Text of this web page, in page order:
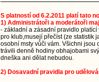
S platností od 6.2.2011 platí tato
1) Administrátoři a moderátoři
- základní a zásadní pravidlo platící
pro klub,musejí přečíst (ze statistik
osobní msty vůči vám. Všichni jsou
trávili denně hodiny obhajobami
dneška ani dělat nebudou.
2) Dosavadní pravidla pro